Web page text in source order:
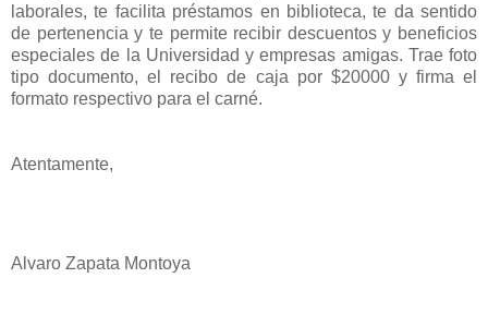
laborales, te facilita préstamos en biblioteca, te da sentido
de pertenencia y te permite recibir descuentos y beneficios
especiales de la Universidad y empresas amigas. Trae foto
tipo documento, el recibo de caja por $20000 y firma el
formato respectivo para el carné.
Atentamente,
Alvaro Zapata Montoya